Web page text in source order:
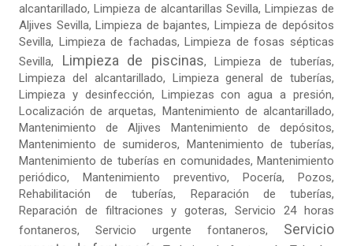
alcantarillado, Limpieza de alcantarillas Sevilla, Limpiezas de
Aljives Sevilla, Limpieza de bajantes, Limpieza de depósitos
Sevilla, Limpieza de fachadas,Limpieza de fosas sépticas
Sevilla, Limpieza de piscinas, Limpieza de tuberías,
Limpieza del alcantarillado, Limpieza general de tuberías,
Limpieza y desinfección, Limpiezas con agua a presión,
Localización de arquetas, Mantenimiento de alcantarillado,
Mantenimiento de Aljives Mantenimiento de depósitos,
Mantenimiento de sumideros, Mantenimiento de tuberías,
Mantenimiento de tuberías en comunidades, Mantenimiento
periódico, Mantenimiento preventivo, Pocería, Pozos,
Rehabilitación de tuberías, Reparación de tuberías,
Reparación de filtraciones y goteras, Servicio 24 horas
fontaneros, Servicio urgente fontaneros, Servicio